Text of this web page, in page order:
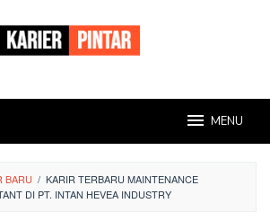
MENU
BARU / KARIR TERBARU MAINTENANCE
DI PT. INTAN HEVEA INDUSTRY